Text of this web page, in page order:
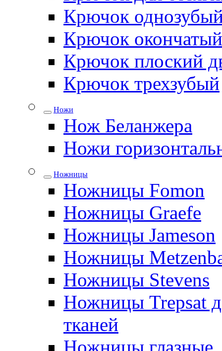
Крючок
Крючок окончатый
Крючок плоский
Крючок трехзубый
Ножи
Нож Беланжера
Ножи
Ножницы
Ножницы Fomon
Ножницы Graefe
Ножницы Jameson
Ножницы
Ножницы Stevens
Ножницы Trepsat
тканей